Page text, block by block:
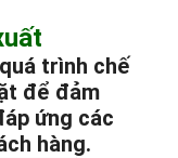
trình chế
để đảm
ứng các
hàng.